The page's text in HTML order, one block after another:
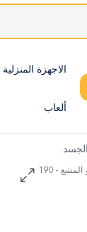
الاجهزة المنزلية
ألعاب